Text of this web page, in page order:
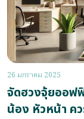
26 มกราคม 2025
จัดฮวงจุ้ยออฟ
น้อง หัวหน้า ค